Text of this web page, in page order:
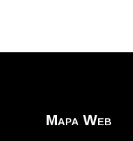
Mapa Web